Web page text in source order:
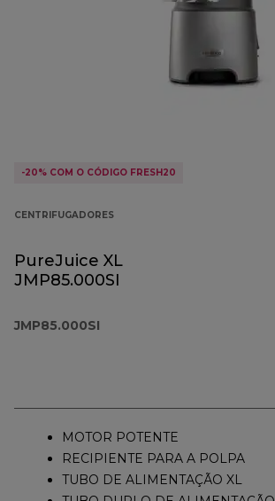
-20% COM O CÓDIGO FRESH20
CENTRIFUGADORES
PureJuice XL
JMP85.000SI
JMP85.000SI
MOTOR POTENTE
RECIPIENTE PARA A POLPA
TUBO DE ALIMENTAÇÃO XL